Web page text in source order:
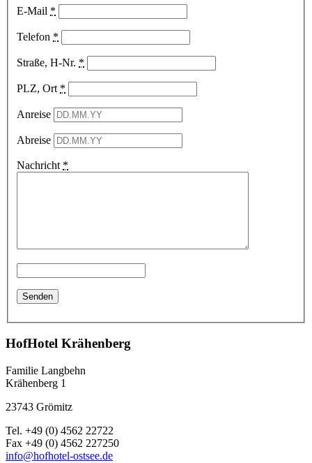
E-Mail *
Telefon *
Straße, H-Nr. *
PLZ, Ort *
Anreise
Abreise
Nachricht *
HofHotel Krähenberg
Familie Langbehn
Krähenberg 1
23743 Grömitz
Tel. +49 (0) 4562 22722
Fax +49 (0) 4562 227250
info@hofhotel-ostsee.de